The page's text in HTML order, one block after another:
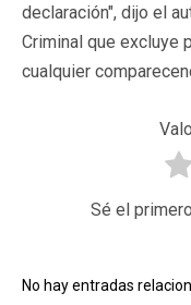
declaración", dijo el
Criminal que excluye
cualquier
Sé el
No hay entradas